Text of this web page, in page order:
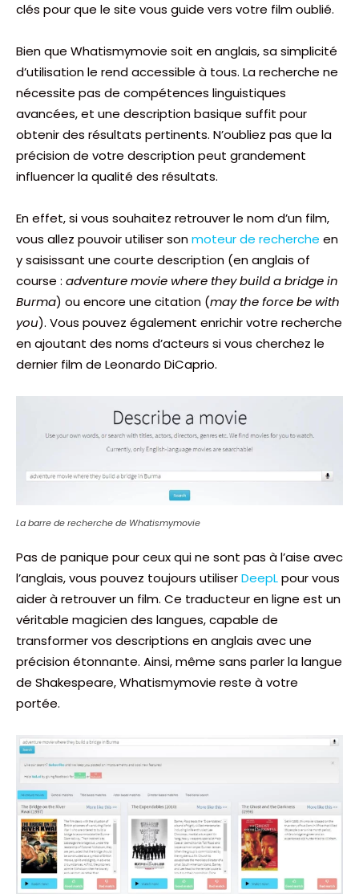
clés pour que le site vous guide vers votre film oublié.
Bien que Whatismymovie soit en anglais, sa simplicité
d’utilisation le rend accessible à tous. La recherche ne
nécessite pas de compétences linguistiques
avancées, et une description basique suffit pour
obtenir des résultats pertinents. N’oubliez pas que la
précision de votre description peut grandement
influencer la qualité des résultats.
En effet, si vous souhaitez retrouver le nom d’un film,
vous allez pouvoir utiliser sonmoteur de recherche en
y saisissant une courte description (en anglais of
course : adventure movie where they build a bridge in
Burma) ou encore une citation (may the force be with
you). Vous pouvez également enrichir votre recherche
en ajoutant des noms d’acteurs si vous cherchez le
dernier film de Leonardo DiCaprio.
La barre de recherche de Whatismymovie
Pas de panique pour ceux qui ne sont pas à l’aise avec
l’anglais, vous pouvez toujours utiliserDeepLpour vous
aider à retrouver un film. Ce traducteur en ligne est un
véritable magicien des langues, capable de
transformer vos descriptions en anglais avec une
précision étonnante. Ainsi, même sans parler la langue
de Shakespeare, Whatismymovie reste à votre
portée.